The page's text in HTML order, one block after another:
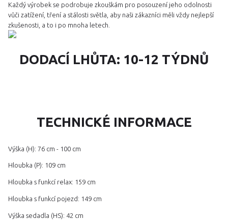
Každý výrobek se podrobuje zkouškám pro posouzení jeho odolnosti
vůči zatížení, tření a stálosti světla, aby naši zákazníci měli vždy nejlepší
zkušenosti, a to i po mnoha letech.
DODACÍ LHŮTA: 10-12 TÝDNŮ
TECHNICKÉ INFORMACE
Výška (H): 76 cm - 100 cm
Hloubka (P): 109 cm
Hloubka s funkcí relax: 159 cm
Hloubka s funkcí pojezd: 149 cm
Výška sedadla (HS): 42 cm